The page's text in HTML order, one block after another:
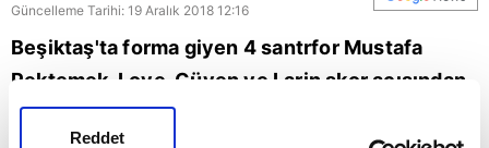
Reddet
Güncelleme Tarihi: 19 Aralık 2018 12:16
Beşiktaş'ta forma giyen 4 santrfor Mustafa
Pektemek, Love, Güven ve Larin skor açısından
istikrarsız bir dönemden geçiyor.